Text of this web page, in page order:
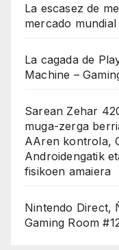
La escasez de
mercado mundial
La cagada de
Machine –
Sarean Zehar
muga-zerga
AAren kontrola,
Androidengatik
fisikoen amaiera
Nintendo Direct,
Gaming Room